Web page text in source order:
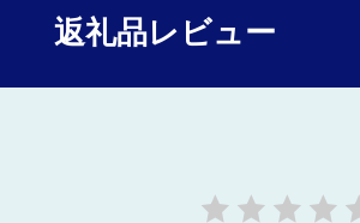
返礼品レビュー